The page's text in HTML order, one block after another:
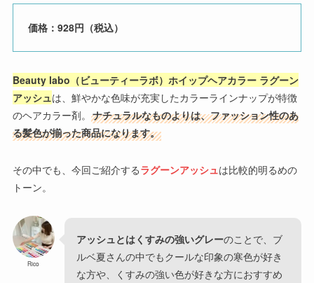
価格：928円（税込）
Beauty labo（ビューティーラボ）ホイップヘアカラー ラグーン
アッシュは、鮮やかな色味が充実したカラーラインナップが特徴
のヘアカラー剤。 ナチュラルなものよりは、ファッション性のあ
る髪色が揃った商品になります。
その中でも、今回ご紹介するラグーンアッシュは比較的明るめの
トーン。
Rico
アッシュとはくすみの強いグレーのことで、ブ
ルベ夏さんの中でもクールな印象の寒色が好き
な方や、くすみの強い色が好きな方におすすめ